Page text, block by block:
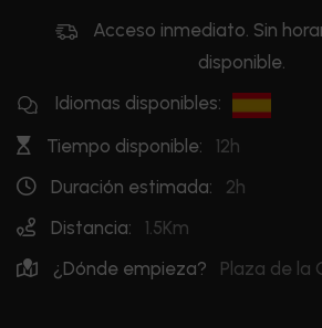
Acceso inmediato. Sin
disponible.
Idiomas disponibles:
Tiempo disponible:
12h
Duración estimada:
2h
Distancia:
1.5Km
¿Dónde empieza?
Plaza de la